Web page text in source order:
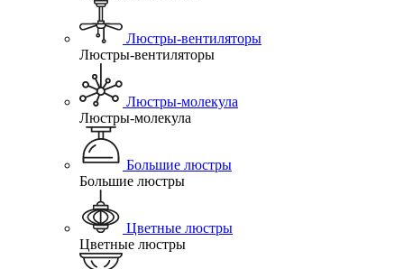
Люстры-вентиляторы
Люстры-вентиляторы
Люстры-молекула
Люстры-молекула
Большие люстры
Большие люстры
Цветные люстры
Цветные люстры